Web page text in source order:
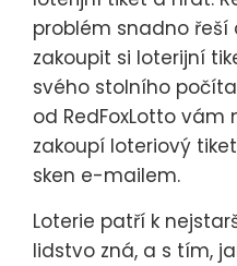
problém snadno
zakoupit si loterijní
svého stolního
od RedFoxLotto vám
zakoupí loteriový
sken e-mailem.
Loterie patří k
lidstvo zná, a s tím,